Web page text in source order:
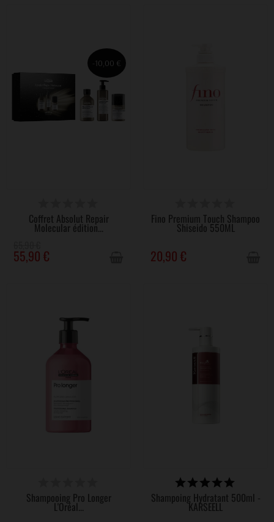
-10,00 €
Coffret Absolut Repair
Molecular édition...
55,90 €
Fino Premium Touch Shampoo
Shiseido 550ML
20,90 €
Shampooing Pro Longer
L'Oréal...
VICTIME DE SON SUCCÈS
Shampoing Hydratant 500ml -
KARSEELL